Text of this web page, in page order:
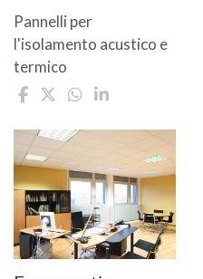
Pannelli per
l'isolamento acustico e
termico